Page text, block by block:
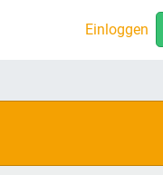
Einloggen